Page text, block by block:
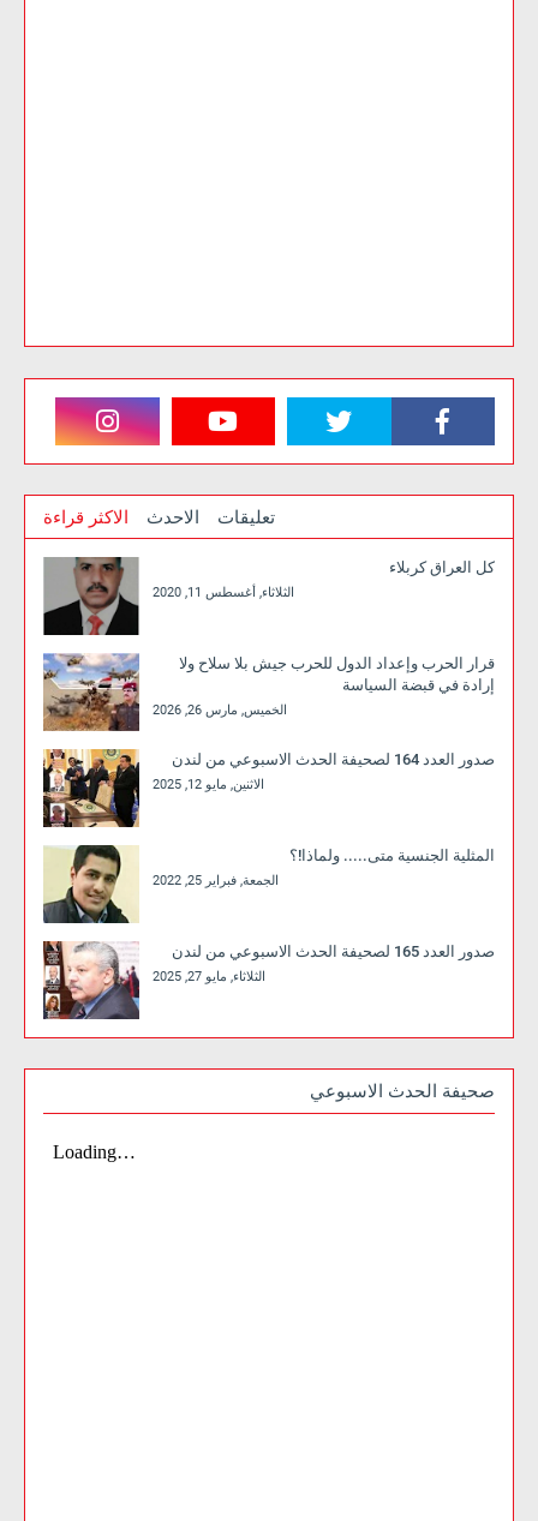
الاكثر قراءة الاحدث تعليقات
كل العراق كربلاء
الثلاثاء, أغسطس 11, 2020
قرار الحرب وإعداد الدول للحرب جيش بلا سلاح ولا
إرادة في قبضة السياسة
الخميس, مارس 26, 2026
صدور العدد 164 لصحيفة الحدث الاسبوعي من لندن
الاثنين, مايو 12, 2025
المثلية الجنسية متى..... ولماذا!؟
الجمعة, فبراير 25, 2022
صدور العدد 165 لصحيفة الحدث الاسبوعي من لندن
الثلاثاء, مايو 27, 2025
صحيفة الحدث الاسبوعي